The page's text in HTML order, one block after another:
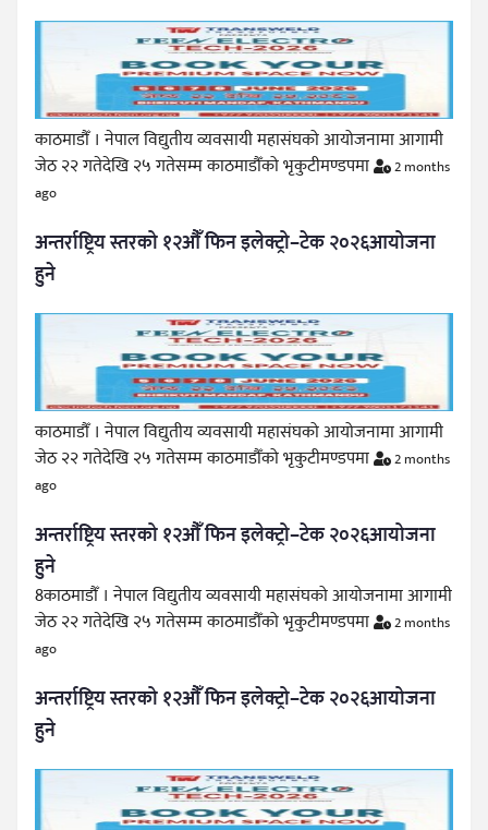
काठमाडौँ । नेपाल विद्युतीय व्यवसायी महासंघको आयोजनामा आगामी
जेठ २२ गतेदेखि २५ गतेसम्म काठमाडौँको भृकुटीमण्डपमा
2 months
ago
अन्तर्राष्ट्रिय स्तरको १२औँ फिन इलेक्ट्रो–टेक २०२६आयोजना
हुने
काठमाडौँ । नेपाल विद्युतीय व्यवसायी महासंघको आयोजनामा आगामी
जेठ २२ गतेदेखि २५ गतेसम्म काठमाडौँको भृकुटीमण्डपमा
2 months
ago
अन्तर्राष्ट्रिय स्तरको १२औँ फिन इलेक्ट्रो–टेक २०२६आयोजना
हुने
8काठमाडौँ । नेपाल विद्युतीय व्यवसायी महासंघको आयोजनामा आगामी
जेठ २२ गतेदेखि २५ गतेसम्म काठमाडौँको भृकुटीमण्डपमा
2 months
ago
अन्तर्राष्ट्रिय स्तरको १२औँ फिन इलेक्ट्रो–टेक २०२६आयोजना
हुने